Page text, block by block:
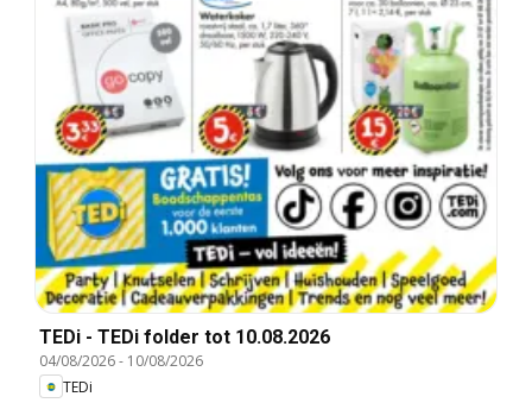
TEDi - TEDi folder tot 10.08.2026
04/08/2026- 10/08/2026
TEDi